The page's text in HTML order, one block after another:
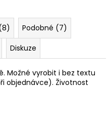
Podobné (7)
Diskuze
Možné vyrobit i bez textu
objednávce). Životnost